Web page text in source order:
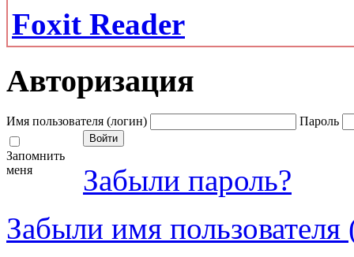
Foxit Reader
Авторизация
Имя пользователя (логин) Пароль
Запомнить
меня
Забыли пароль?
Забыли имя пользователя